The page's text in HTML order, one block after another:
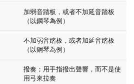
加弱音踏板，或者不加延音踏板
（以鋼琴為例）
不加弱音踏板，或者加延音踏板
（以鋼琴為例）
撥奏；用手指撥出聲響，而不是使
用弓來拉奏